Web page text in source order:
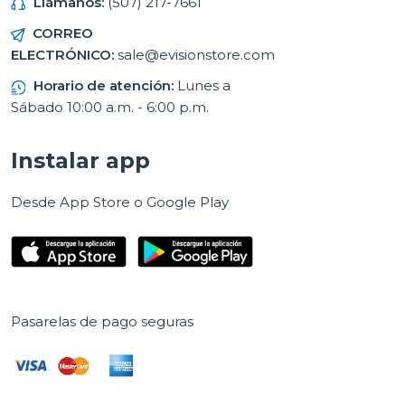
CORREO
ELECTRÓNICO: sale@evisionstore.com
Horario de atención: Lunes a
Sábado 10:00 a.m. - 6:00 p.m.
Instalar app
Desde App Store o Google Play
Pasarelas de pago seguras